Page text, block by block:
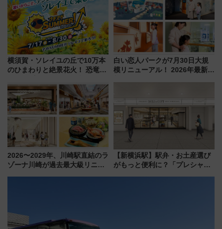
8/1～31）
横須賀・ソレイユの丘で10万本
のひまわりと絶景花火！ 恐竜や
帰りお出かけ最新情報（2026年
7月17日～開催）
白い恋人パークが7月30日大規
模リニューアル！ 2026年最新の
2026〜2029年、川崎駅直結のラ
ゾーナ川崎が過去最大級リニュ
【新横浜駅】駅弁・お土産選び
がもっと便利に？「プレシャス